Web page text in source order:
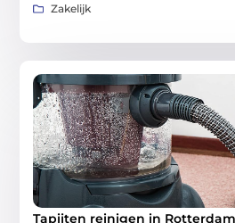
Zakelijk
Tapijten reinigen in